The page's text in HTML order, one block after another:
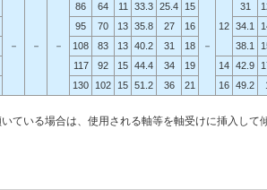
－ － －
86 64 11 33.3 25.4 15
－
12
31
95 70 13 35.8 27 16 34.1
108 83 13 40.2 31 18 38.1
117 92 15 44.4 34 19 14 42.9
130 102 15 51.2 36 21 16 49.2
ている場合は、使用される軸等を軸受けに挿入して